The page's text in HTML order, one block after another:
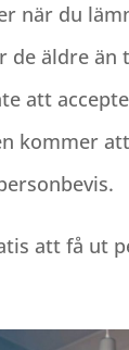
när du
de äldre än
att
kommer
att få ut